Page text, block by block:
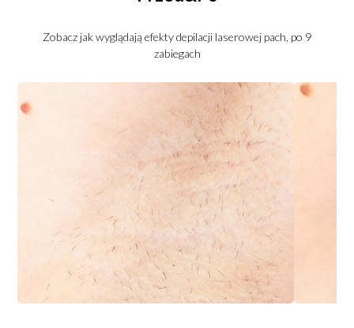
Zobacz jak wyglądają efekty depilacji laserowej pach, po 9
zabiegach